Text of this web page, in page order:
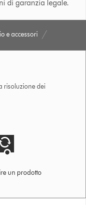
di garanzia legale.
e accessori
risoluzione dei
un prodotto